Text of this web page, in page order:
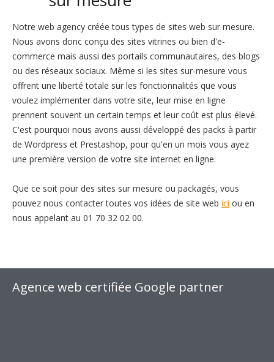
Notre web agency créée tous types de sites web sur mesure.
Nous avons donc conçu des sites vitrines ou bien d'e-
commerce mais aussi des portails communautaires, des blogs
ou des réseaux sociaux. Même si les sites sur-mesure vous
offrent une liberté totale sur les fonctionnalités que vous
voulez implémenter dans votre site, leur mise en ligne
prennent souvent un certain temps et leur coût est plus élevé.
C'est pourquoi nous avons aussi développé des packs à partir
de Wordpress et Prestashop, pour qu'en un mois vous ayez
une première version de votre site internet en ligne.
Que ce soit pour des sites sur mesure ou packagés, vous
pouvez nous contacter toutes vos idées de site web ici ou en
nous appelant au 01 70 32 02 00.
Agence web certifiée Google partner